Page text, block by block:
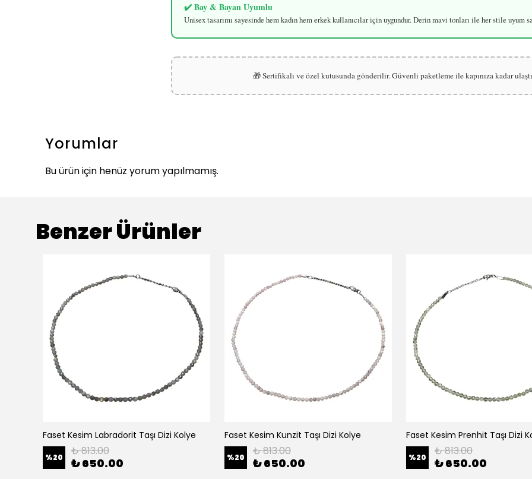
✔️ Bay & Bayan Uyumlu
Unisex tasarımı sayesinde hem kadın hem erkek kullanıcılar için uygundur. Derin mavi tonları ile her stile uyum
🎁 Sertifikalı ve özel kutusunda gönderilir. Güvenli paketleme ile kapınıza kadar
Yorumlar
Bu ürün için henüz yorum yapılmamış.
Benzer Ürünler
Faset Kesim Labradorit Taşı Dizi Kolye
%20 ₺ 813.00
₺ 650.00
Faset Kesim Kunzit Taşı Dizi Kolye
%20 ₺ 813.00
₺ 650.00
Faset Kesim Prenhit Taşı Dizi
%20 ₺ 813.00
₺ 650.00